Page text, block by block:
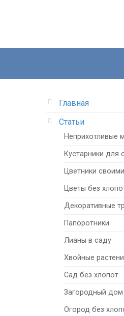
Главная
Статьи
Неприхотливые
Кустарники для
Цветники
Цветы без
Декоративные
Папоротники
Лианы в саду
Хвойные
Сад без хлопот
Загородный дом
Огород без